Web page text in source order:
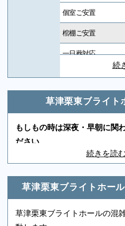
続
個室ご安置
棺棚ご安置
一日葬対応
友人葬対応
音響、照明設備
親族控室
浴室
草津栗東ブライト
続きを読む
もしもの時は深夜・早朝に関
ださい
ご状況・ご希望などをお伺い
配、ご安置先（霊安室・安置
案内をいたします。
草津栗東ブライトホー
草津栗東ブライトホールの混